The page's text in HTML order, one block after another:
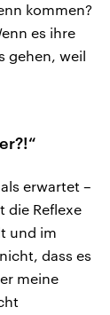
kommen?
es ihre
gehen, weil
erwartet –
die Reflexe
und im
dass es
meine